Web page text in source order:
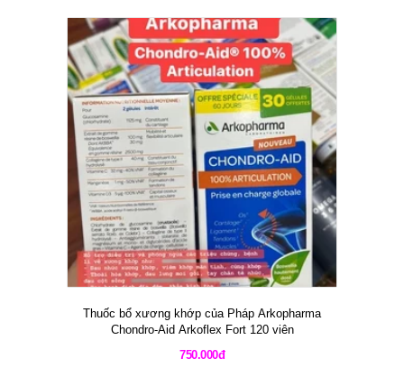
Thuốc bổ xương khớp của Pháp Arkopharma
Chondro-Aid Arkoflex Fort 120 viên
750.000đ